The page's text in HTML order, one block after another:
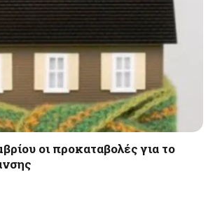
οι προκαταβολές για το